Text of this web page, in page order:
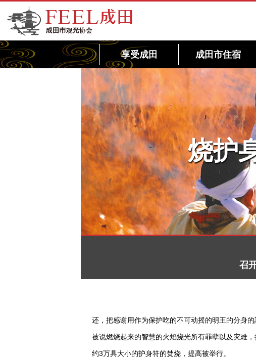
FEEL成田成田市观光协会官方网站
享受成田 成田市住宿
烧护
召
还，把感谢用作为保护吃的不可动摇的明王的分身
被说燃烧起来的智慧的火焰烧光所有罪孽以及灾难，
约3万具大小的护身符的焚烧，提高被举行。